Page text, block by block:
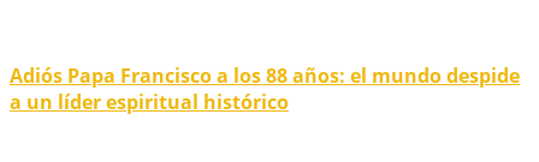
Adiós Papa Francisco a los 88 años: el mundo despide
a un líder espiritual histórico